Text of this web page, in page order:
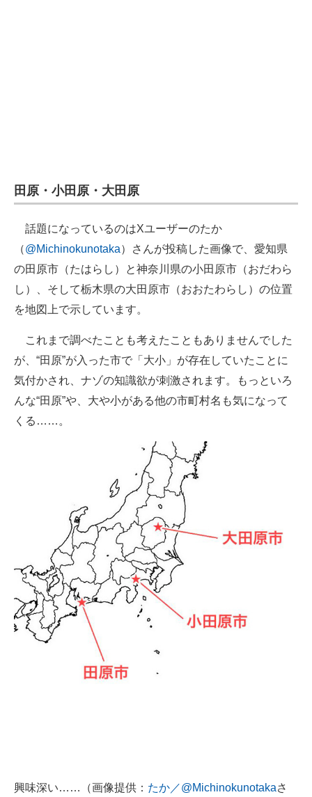
田原・小田原・大田原
話題になっているのはXユーザーのたか
（@Michinokunotaka）さんが投稿した画像で、愛知県
の田原市（たはらし）と神奈川県の小田原市（おだわら
し）、そして栃木県の大田原市（おおたわらし）の位置
を地図上で示しています。
これまで調べたことも考えたこともありませんでした
が、“田原”が入った市で「大小」が存在していたことに
気付かされ、ナゾの知識欲が刺激されます。もっといろ
んな“田原”や、大や小がある他の市町村名も気になって
くる……。
興味深い……（画像提供： たか／@Michinokunotakaさ